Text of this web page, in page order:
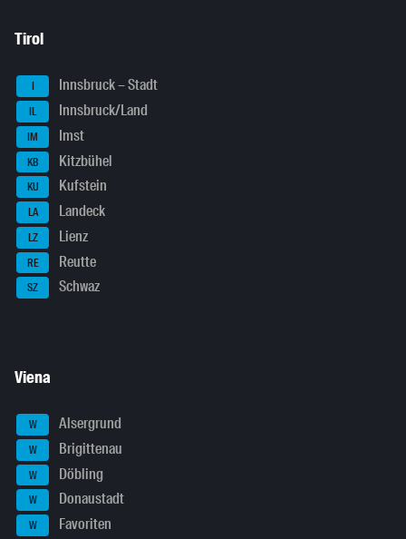
Tirol
I Innsbruck – Stadt
IL Innsbruck/Land
IM Imst
KB Kitzbühel
KU Kufstein
LA Landeck
LZ Lienz
RE Reutte
SZ Schwaz
Viena
W Alsergrund
W Brigittenau
W Döbling
W Donaustadt
W Favoriten